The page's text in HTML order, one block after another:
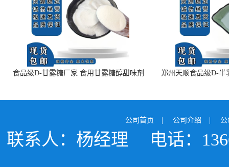
食品级D-甘露糖厂家 食用甘露糖醇甜味剂
郑州天顺食品级D-半
公司首页 | 公司介绍 |
联系人：杨经理 电话：